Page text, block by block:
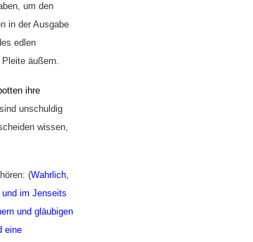
um den
in der Ausgabe
edlen
äußern.
ihre
unschuldig
wissen,
(Wahrlich,
im Jenseits
und gläubigen
eine